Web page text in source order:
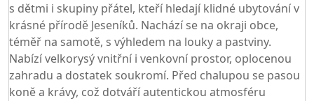
s dětmi i skupiny přátel, kteří hledají klidné ubytování v
krásné přírodě Jeseníků. Nachází se na okraji obce,
téměř na samotě, s výhledem na louky a pastviny.
Nabízí velkorysý vnitřní i venkovní prostor, oplocenou
zahradu a dostatek soukromí. Před chalupou se pasou
koně a krávy, což dotváří autentickou atmosféru